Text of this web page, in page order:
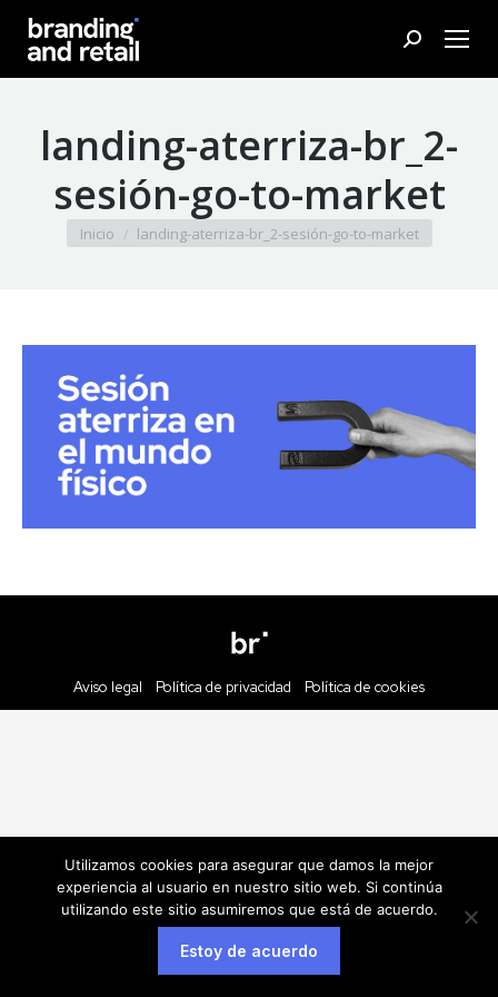
Buscar:
landing-aterriza-br_2-
sesión-go-to-market
Estás aquí:
Inicio landing-aterriza-br_2-sesión-go-to-market
Aviso legal Política de privacidad Política de cookies
Utilizamos cookies para asegurar que damos la mejor
experiencia al usuario en nuestro sitio web. Si continúa
utilizando este sitio asumiremos que está de acuerdo.
Estoy de acuerdo